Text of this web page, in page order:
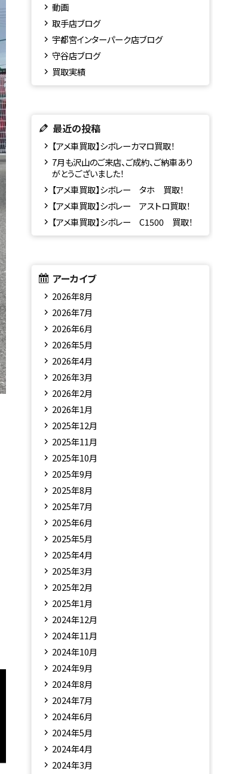
動画
取手店ブログ
宇都宮インターパーク店ブログ
守谷店ブログ
買取実績
最近の投稿
【アメ車買取】シボレーカマロ買取！
7月も沢山のご来店、ご成約、ご納車あり
がとうございました！
【アメ車買取】シボレー タホ 買取！
【アメ車買取】シボレー アストロ買取！
【アメ車買取】シボレー C1500 買取！
アーカイブ
2026年8月
2026年7月
2026年6月
2026年5月
2026年4月
2026年3月
2026年2月
2026年1月
2025年12月
2025年11月
2025年10月
2025年9月
2025年8月
2025年7月
2025年6月
2025年5月
2025年4月
2025年3月
2025年2月
2025年1月
2024年12月
2024年11月
2024年10月
2024年9月
2024年8月
2024年7月
2024年6月
2024年5月
2024年4月
2024年3月